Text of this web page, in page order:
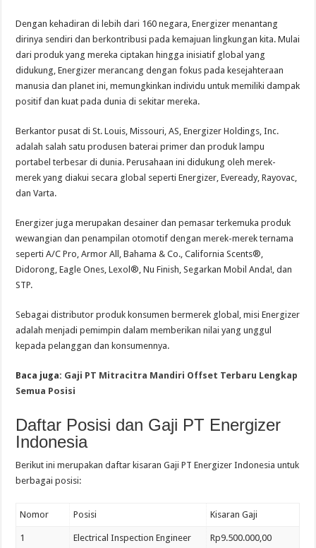
Dengan kehadiran di lebih dari 160 negara, Energizer menantang
dirinya sendiri dan berkontribusi pada kemajuan lingkungan kita. Mulai
dari produk yang mereka ciptakan hingga inisiatif global yang
didukung, Energizer merancang dengan fokus pada kesejahteraan
manusia dan planet ini, memungkinkan individu untuk memiliki dampak
positif dan kuat pada dunia di sekitar mereka.
Berkantor pusat di St. Louis, Missouri, AS, Energizer Holdings, Inc.
adalah salah satu produsen baterai primer dan produk lampu
portabel terbesar di dunia. Perusahaan ini didukung oleh merek-
merek yang diakui secara global seperti Energizer, Eveready, Rayovac,
dan Varta.
Energizer juga merupakan desainer dan pemasar terkemuka produk
wewangian dan penampilan otomotif dengan merek-merek ternama
seperti A/C Pro, Armor All, Bahama & Co., California Scents®,
Didorong, Eagle Ones, Lexol®, Nu Finish, Segarkan Mobil Anda!, dan
STP.
Sebagai distributor produk konsumen bermerek global, misi Energizer
adalah menjadi pemimpin dalam memberikan nilai yang unggul
kepada pelanggan dan konsumennya.
Baca juga: Gaji PT Mitracitra Mandiri Offset Terbaru Lengkap
Semua Posisi
Daftar Posisi dan Gaji PT Energizer
Indonesia
Berikut ini merupakan daftar kisaran Gaji PT Energizer Indonesia untuk
berbagai posisi:
Nomor Posisi Kisaran Gaji
1 Electrical Inspection Engineer Rp9.500.000,00